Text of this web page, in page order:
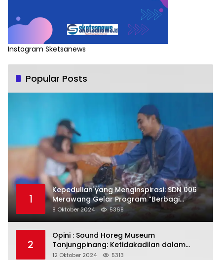
Instagram Sketsanews
Popular Posts
1
Kepedulian yang Menginspirasi: SDN 006
Merawang Gelar Program “Berbagi
Segenggam Beras”
8 Oktober 2024 5368
2
Opini : Sound Horeg Museum
Tanjungpinang: Ketidakadilan dalam
Representasi
12 Oktober 2024 5313